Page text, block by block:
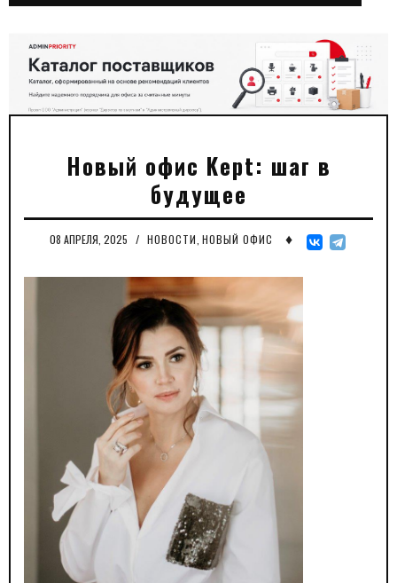
Новый офис Kept: шаг в
будущее
08 АПРЕЛЯ, 2025 / НОВОСТИ НОВЫЙ ОФИС ♦